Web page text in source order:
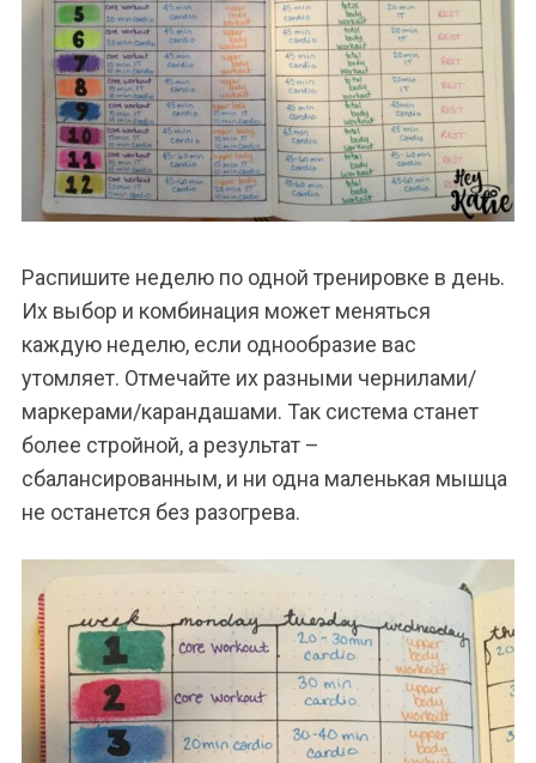
Распишите неделю по одной тренировке в день.
Их выбор и комбинация может меняться
каждую неделю, если однообразие вас
утомляет. Отмечайте их разными чернилами/
маркерами/карандашами. Так система станет
более стройной, а результат –
сбалансированным, и ни одна маленькая мышца
не останется без разогрева.